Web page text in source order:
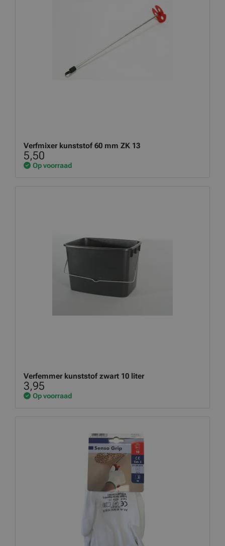
Verfmixer kunststof 60 mm ZK 13
5,50
Op voorraad
Verfemmer kunststof zwart 10 liter
3,95
Op voorraad